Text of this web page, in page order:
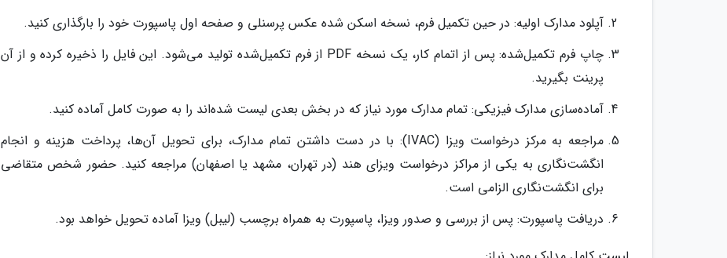
آپلود مدارک اولیه: در حین تکمیل فرم، نسخه اسکن شده عکس پرسنلی و صفحه اول پاسپورت خود را بارگذاری کنید.
چاپ فرم تکمیل‌شده: پس از اتمام کار، یک نسخه PDF از فرم تکمیل‌شده تولید می‌شود. این فایل را ذخیره کرده و از آن
پرینت بگیرید.
آماده‌سازی مدارک فیزیکی: تمام مدارک مورد نیاز که در بخش بعدی لیست شده‌اند را به صورت کامل آماده کنید.
مراجعه به مرکز درخواست ویزا (IVAC): با در دست داشتن تمام مدارک، برای تحویل آن‌ها، پرداخت هزینه و انجام
انگشت‌نگاری به یکی از مراکز درخواست ویزای هند (در تهران، مشهد یا اصفهان) مراجعه کنید. حضور شخص متقاضی
برای انگشت‌نگاری الزامی است.
دریافت پاسپورت: پس از بررسی و صدور ویزا، پاسپورت به همراه برچسب (لیبل) ویزا آماده تحویل خواهد بود.